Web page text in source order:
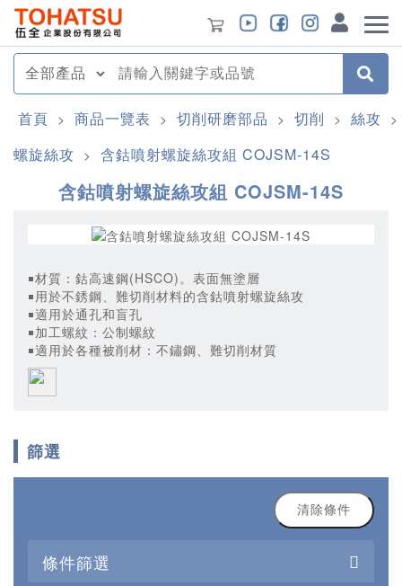
首頁 > 商品一覽表 > 切削研磨部品 > 切削 > 絲攻 >
螺旋絲攻 > 含鈷噴射螺旋絲攻組 COJSM-14S
含鈷噴射螺旋絲攻組 COJSM-14S
￭材質：鈷高速鋼(HSCO)。表面無塗層
￭用於不銹鋼、難切削材料的含鈷噴射螺旋絲攻
￭適用於通孔和盲孔
￭加工螺紋：公制螺紋
￭適用於各種被削材：不鏽鋼、難切削材質
篩選
清除條件
條件篩選